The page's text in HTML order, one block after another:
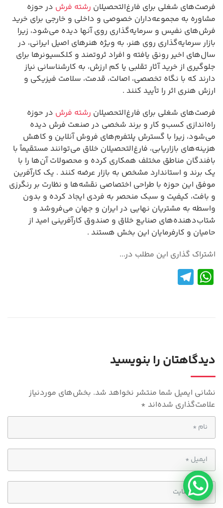
فرصت‌های شغلی برای فارغ‌التحصیلان رشته فرش در حوزه
مشاوره به مجموعه‌داران خصوصی و داخلی و خارجی برای خرید
فرش‌های نفیس و سرمایه‌گذاری روی آنها دیده می‌شود، زیرا
بازار سرمایه‌گذاری روی هنر، به ویژه هنرهای اصیل ایرانی، در
سال‌های اخیر رونق یافته و افراد ثروتمند و کلکسیونرها برای
جلوگیری از خرید آثار تقلبی یا کم ارزش، به کارشناسانی نیاز
دارند که با نگاه تخصصی، اصالت، قدمت، سلامت فیزیکی و
ارزش هنری اثر را تأیید کنند .
فرصت‌های شغلی برای فارغ‌التحصیلان رشته فرش در حوزه
راه‌اندازی کسب‌و کار و برند شخصی در صنعت فرش دیده
می‌شود، زیرا با گسترش پلتفرم‌های فروش آنلاین و کاهش
هزینه‌های بازاریابی، فارغ‌التحصیلان خلاق می‌توانند مستقیماً با
بافندگان مناطق مختلف همکاری کرده و محصولات آن‌ها را با
یک برند و استاندارد مشخص به بازار عرضه کنند . یک کارآفرین
موفق این حوزه با طراحی اختصاصی نقشه‌ها و نظارت بر رنگرزی
و بافت، کیفیت و سبک منحصر به فردی ایجاد کرده و بدون
واسطه به مشتریان نهایی در ایران و جهان می‌فروشد و
شتاب‌دهنده‌های صنایع خلاق و صندوق کارآفرینی امید از
حامیان و کارفرمایان این بخش هستند .
اشتراک گذاری این مطلب در...
W
h
p
p
دیدگاهتان را بنویسید
نشانی ایمیل شما منتشر نخواهد شد. بخش‌های موردنیاز
علامت‌گذاری شده‌اند *